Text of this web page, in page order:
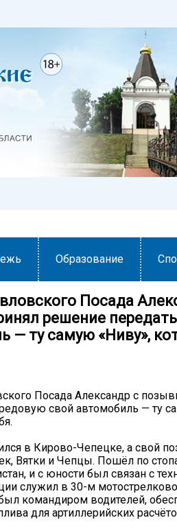
Образование
Посада
решение
— ту самую «Ниву»,
Посада Александр с
свой автомобиль — ту
в Кирово-Чепецке, а свой
Вятки и Чепцы. Пошёл по
и с юности был связан с
служил в 30-м
командиром водителей,
для артиллерийских